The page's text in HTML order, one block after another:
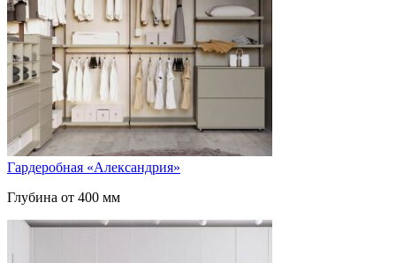
Гардеробная «Александрия»
Глубина от 400 мм